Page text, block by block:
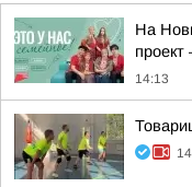
На
проект
14:13